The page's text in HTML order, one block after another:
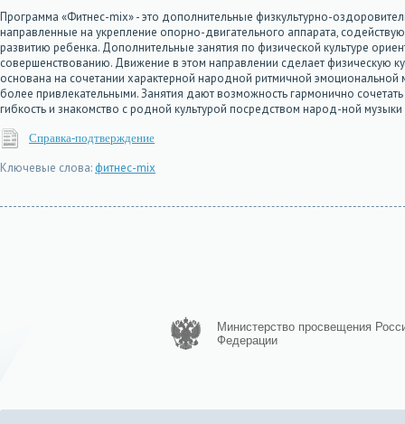
Программа «Фитнес-mix» - это дополнительные физкультурно-
направленные на укрепление опорно-двигательного аппарата,
развитию ребенка. Дополнительные занятия по физической культуре
совершенствованию. Движение в этом направлении сделает физическую
основана на сочетании характерной народной ритмичной
более привлекательными. Занятия дают возможность гармонично
гибкость и знакомство с родной культурой посредством народ-ной
Справка-подтверждение
Ключевые слова: фитнес-mix
Министерство просвещения
Федерации